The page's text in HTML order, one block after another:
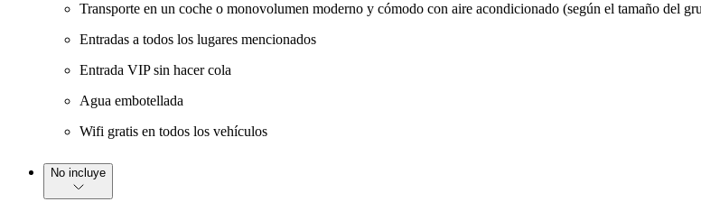
Transporte en un coche o monovolumen moderno y cómodo con aire acondicionado (según el tamaño del
Entradas a todos los lugares mencionados
Entrada VIP sin hacer cola
Agua embotellada
Wifi gratis en todos los vehículos
No incluye